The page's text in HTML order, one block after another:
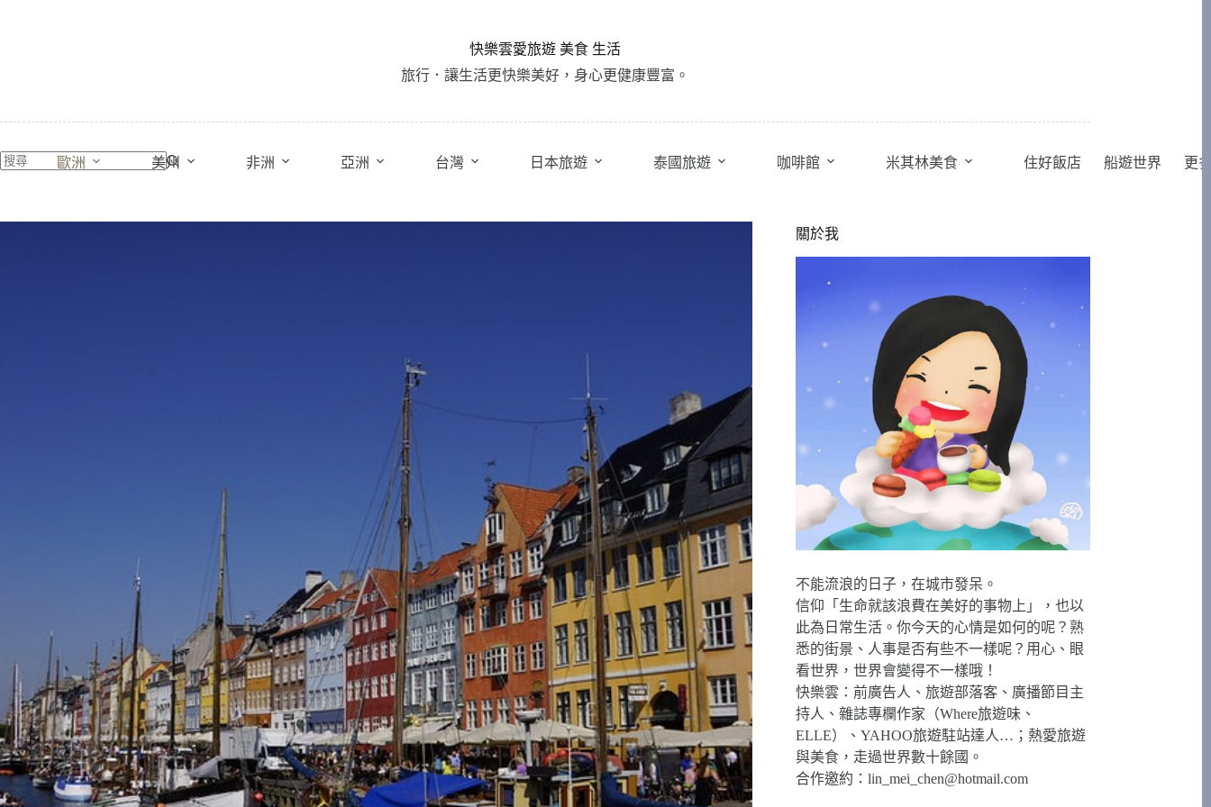
容
快樂雲愛旅遊 美食 生活
旅行．讓生活更快樂美好，身心更健康豐富。
歐洲 美州 非洲 亞洲 台灣 日本旅遊 泰國旅遊 咖啡館 米其林美食 住好飯店 船遊世界 更
關於我
不能流浪的日子，在城市發呆。
信仰「生命就該浪費在美好的事物上」，也以
此為日常生活。你今天的心情是如何的呢？熟
悉的街景、人事是否有些不一樣呢？用心、眼
看世界，世界會變得不一樣哦！
快樂雲：前廣告人、旅遊部落客、廣播節目主
持人、雜誌專欄作家（Where旅遊味、
ELLE）、YAHOO旅遊駐站達人…；熱愛旅遊
與美食，走過世界數十餘國。
合作邀約：lin_mei_chen@hotmail.com